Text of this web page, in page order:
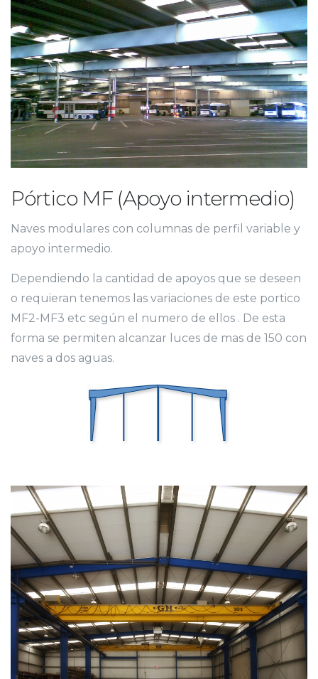
Pórtico MF (Apoyo intermedio)
Naves modulares con columnas de perfil variable y
apoyo intermedio.
Dependiendo la cantidad de apoyos que se deseen
o requieran tenemos las variaciones de este portico
MF2-MF3 etc según el numero de ellos . De esta
forma se permiten alcanzar luces de mas de 150 con
naves a dos aguas.